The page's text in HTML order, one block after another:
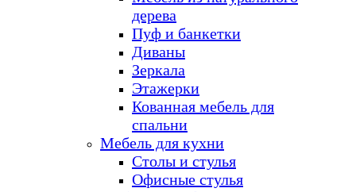
дерева
Пуф и банкетки
Диваны
Зеркала
Этажерки
Кованная мебель для
спальни
Мебель для кухни
Столы и стулья
Офисные стулья